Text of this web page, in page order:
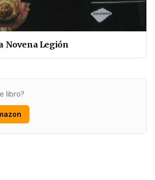
Novena Legión
libro?